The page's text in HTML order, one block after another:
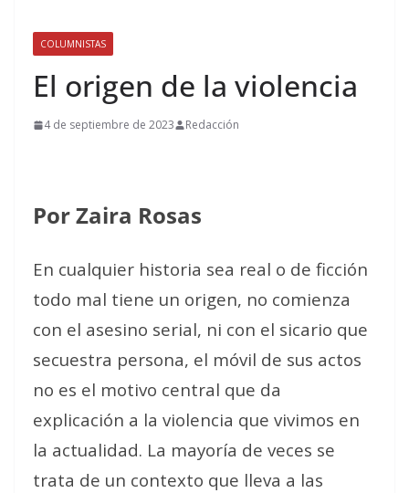
COLUMNISTAS
El origen de la violencia
4 de septiembre de 2023 Redacción
Por Zaira Rosas
En cualquier historia sea real o de ficción
todo mal tiene un origen, no comienza
con el asesino serial, ni con el sicario que
secuestra persona, el móvil de sus actos
no es el motivo central que da
explicación a la violencia que vivimos en
la actualidad. La mayoría de veces se
trata de un contexto que lleva a las